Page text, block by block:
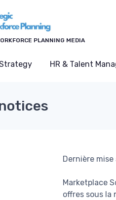
PLANNING MEDIA
HR & Talent
Dernière
Marketplace
offres sous